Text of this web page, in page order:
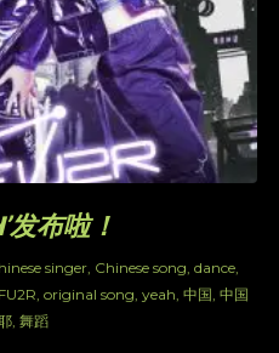
发布啦！
singer, Chinese song dance,
original song yeah 中国 中国
, 舞蹈